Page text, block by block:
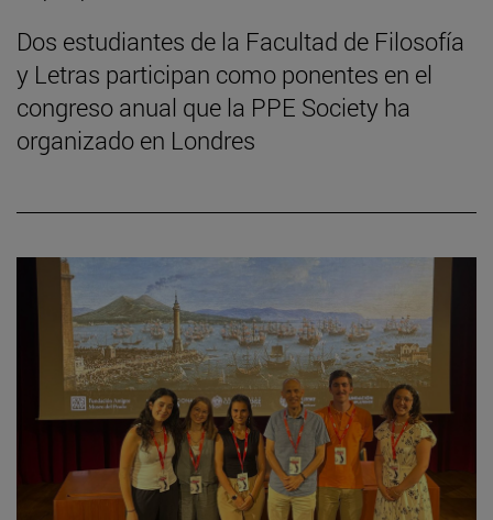
Dos estudiantes de la Facultad de Filosofía
y Letras participan como ponentes en el
congreso anual que la PPE Society ha
organizado en Londres